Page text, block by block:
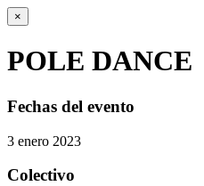
×
POLE DANCE
Fechas del evento
3 enero 2023
Colectivo